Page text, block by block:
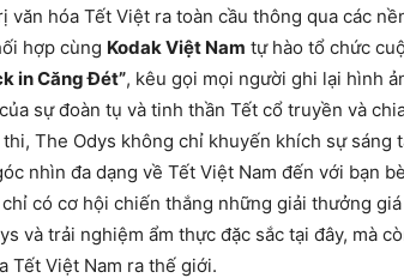
văn hóa Tết Việt ra toàn cầu thông qua các
hợp cùng Kodak Việt Nam tự hào tổ chức
in Căng Đét”, kêu gọi mọi người ghi lại hình
sự đoàn tụ và tinh thần Tết cổ truyền và
The Odys không chỉ khuyến khích sự sáng
nhìn đa dạng về Tết Việt Nam đến với bạn
có cơ hội chiến thắng những giải thưởng
và trải nghiệm ẩm thực đặc sắc tại đây, mà
Tết Việt Nam ra thế giới.